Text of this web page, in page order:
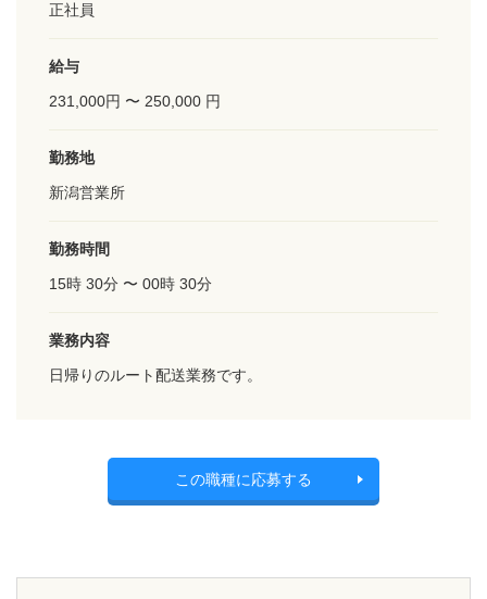
ENTRY
株式会社サンエーサービス
所在地：〒959-0413
TEL：0256-88-7373 ／ FAX：0256-88-3322
電話する
正社員
給与
231,000円 〜 250,000 円
勤務地
新潟営業所
勤務時間
15時 30分 〜 00時 30分
業務内容
日帰りのルート配送業務です。
この職種に応募する